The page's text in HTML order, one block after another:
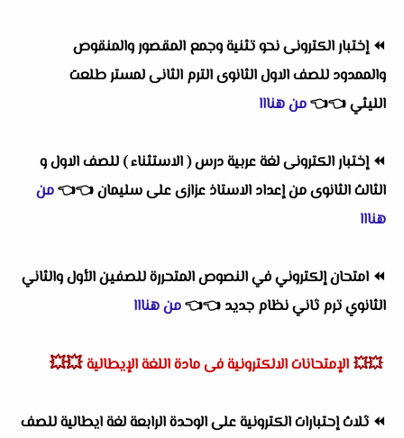
⏪إختبار الكترونى نحو تثنية وجمع المقصور والمنقوص
والممدود للصف الاول الثانوى الترم الثانى لمستر طلعت
الليثي👈
👈من هنااا
⏪إختبار الكترونى لغة عربية درس ( الاستثناء ) للصف الاول و
الثالث الثانوى من إعداد الاستاذ عزازى على سليمان👈
👈من
هنااا
⏪ امتحان إلكتروني في النصوص المتحررة للصفين الأول والثاني
الثانوي ترم ثاني نظام جديد 👈
👈من هنااا
💥💥 الإمتحانات الالكترونية فى مادة اللغة الإيطالية 💥💥
⏪ ثلاث إحتبارات الكترونية على الوحدة الرابعة لغة ايطالية للصف